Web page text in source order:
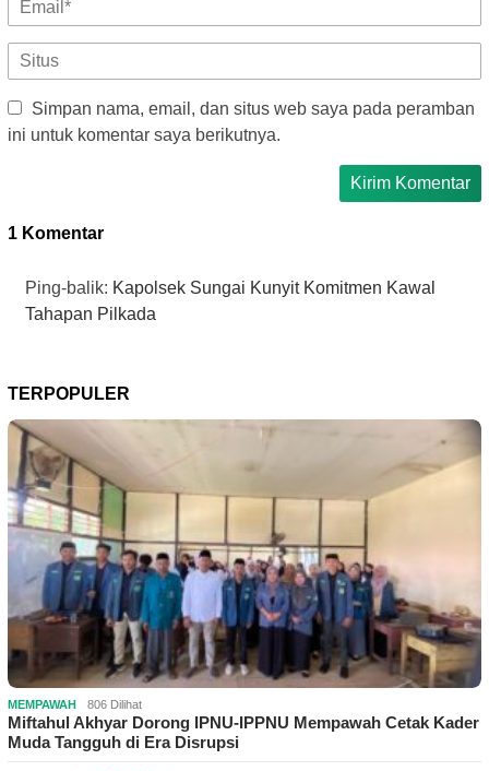
Simpan nama, email, dan situs web saya pada peramban
ini untuk komentar saya berikutnya.
1 Komentar
Ping-balik: Kapolsek Sungai Kunyit Komitmen Kawal
Tahapan Pilkada
TERPOPULER
MEMPAWAH 806 Dilihat
Miftahul Akhyar Dorong IPNU-IPPNU Mempawah Cetak Kader
Muda Tangguh di Era Disrupsi